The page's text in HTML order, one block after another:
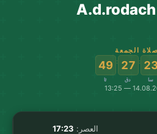
صلاة الجمعة
23
سا
:
27
دق
:
48
ثا
14.08.2026
العصر: 17:23